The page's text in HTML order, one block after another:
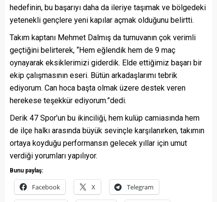
hedefinin, bu başarıyı daha da ileriye taşımak ve bölgedeki
yetenekli gençlere yeni kapılar açmak olduğunu belirtti.
Takım kaptanı Mehmet Dalmış da turnuvanın çok verimli
geçtiğini belirterek, “Hem eğlendik hem de 9 maç
oynayarak eksiklerimizi giderdik. Elde ettiğimiz başarı bir
ekip çalışmasının eseri. Bütün arkadaşlarımı tebrik
ediyorum. Can hoca başta olmak üzere destek veren
herekese teşekkür ediyorum.”dedi.
Derik 47 Spor’un bu ikinciliği, hem kulüp camiasında hem
de ilçe halkı arasında büyük sevinçle karşılanırken, takımın
ortaya koyduğu performansın gelecek yıllar için umut
verdiği yorumları yapılıyor.
Bunu paylaş:
Facebook X Telegram